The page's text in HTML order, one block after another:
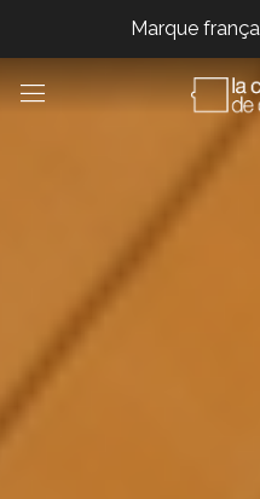
Marque
Marque
Marque
Marque